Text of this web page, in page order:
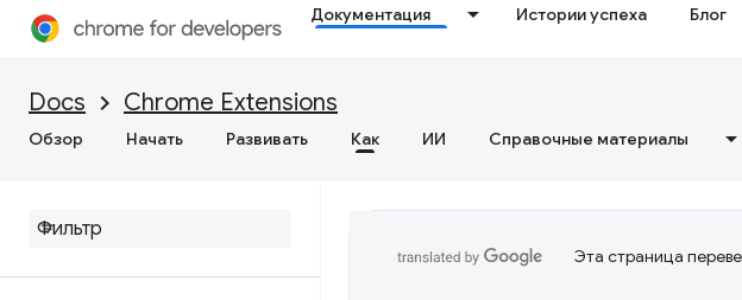
Документация Истории успеха Блог
Docs Chrome Extensions
Обзор Начать Развивать Как ИИ Справочные материалы
Эта страница